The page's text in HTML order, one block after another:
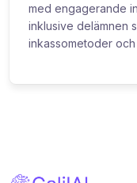
med engagerande
inklusive delämnen
inkassometoder